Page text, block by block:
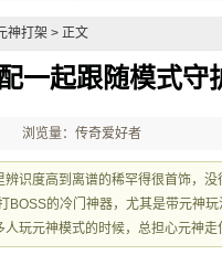
神打架 > 正文
一起跟随模式守
浏览量：传奇爱好者
辨识度高到离谱的稀罕得很首饰，
BOSS的冷门神器，尤其是带元神
人玩元神模式的时候，总担心元神